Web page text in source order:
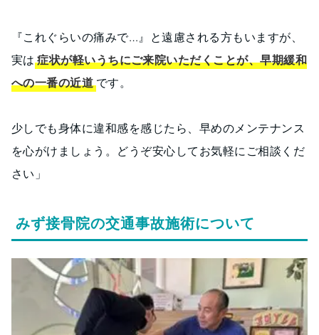
『これぐらいの痛みで…』と遠慮される方もいますが、
実は 症状が軽いうちにご来院いただくことが、早期緩和
への一番の近道です。
少しでも身体に違和感を感じたら、早めのメンテナンス
を心がけましょう。どうぞ安心してお気軽にご相談くだ
さい」
みず接骨院の交通事故施術について